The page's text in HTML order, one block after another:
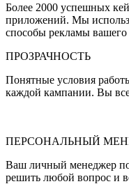
Более 2000 успешных
приложений. Мы
способы рекламы
ПРОЗРАЧНОСТЬ
Понятные условия
каждой кампании. Вы
ПЕРСОНАЛЬНЫЙ
Ваш личный менеджер
решить любой вопрос и